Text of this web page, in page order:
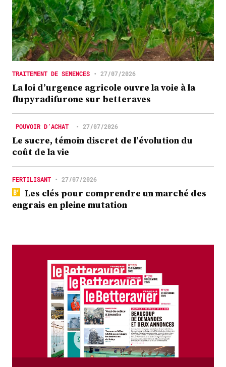
TRAITEMENT DE SEMENCES • 27/07/2026
La loi d’urgence agricole ouvre la voie à la
flupyradifurone sur betteraves
POUVOIR D’ACHAT • 27/07/2026
Le sucre, témoin discret de l’évolution du
coût de la vie
FERTILISANT • 27/07/2026
Les clés pour comprendre un marché des
engrais en pleine mutation